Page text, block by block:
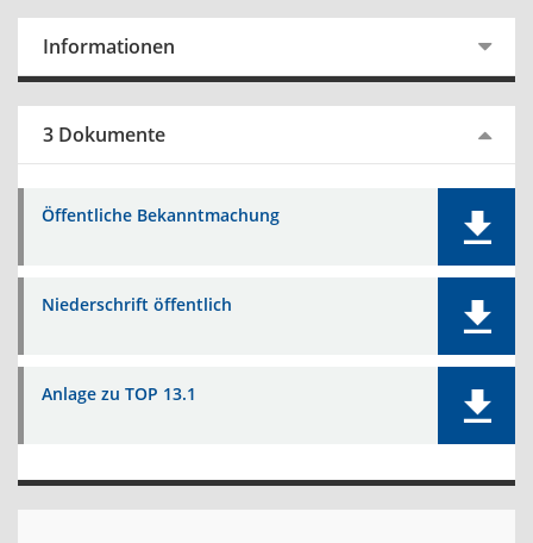
Informationen
3 Dokumente
Öffentliche Bekanntmachung
Niederschrift öffentlich
Anlage zu TOP 13.1